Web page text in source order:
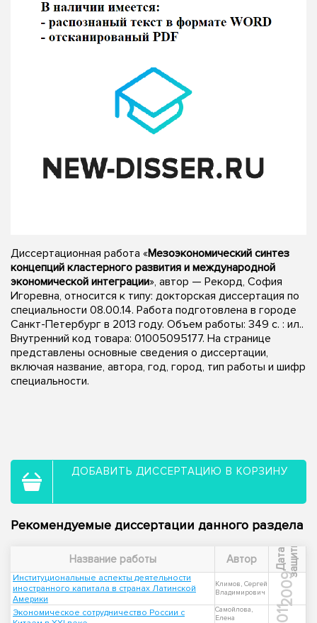
Диссертационная работа «Мезоэкономический синтез
концепций кластерного развития и международной
экономической интеграции», автор — Рекорд, София
Игоревна, относится к типу: докторская диссертация по
специальности 08.00.14. Работа подготовлена в городе
Санкт-Петербург в 2013 году. Объем работы: 349 с. : ил..
Внутренний код товара: 01005095177. На странице
представлены основные сведения о диссертации,
включая название, автора, год, город, тип работы и шифр
специальности.
ДОБАВИТЬ ДИССЕРТАЦИЮ В КОРЗИНУ
Рекомендуемые диссертации данного раздела
Название работы Автор Д
а
т
а
з
а
щ
и
т ы
Институциональные аспекты деятельности
иностранного капитала в странах Латинской
Америки
Климов, Сергей
Владимирович
2009
Экономическое сотрудничество России с
Самойлова,
Елена